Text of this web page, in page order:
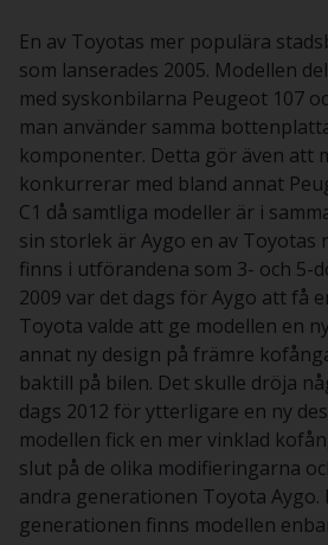
En av Toyotas mer populära
som lanserades 2005. Modellen
med syskonbilarna Peugeot 107
man använder samma
komponenter. Detta gör även att
konkurrerar med bland annat
C1 då samtliga modeller är i
sin storlek är Aygo en av Toyotas
finns i utförandena som 3- och 5-
2009 var det dags för Aygo att få
Toyota valde att ge modellen en
annat ny design på främre
baktill på bilen. Det skulle dröja
dags 2012 för ytterligare en ny
modellen fick en mer vinklad
slut på de olika modifieringarna
andra generationen Toyota Aygo.
generationen finns modellen